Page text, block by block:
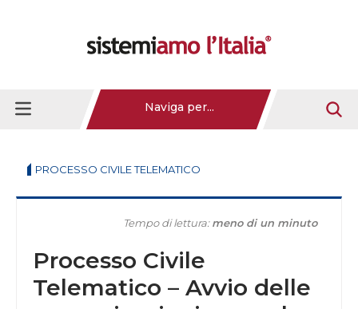
Naviga per...
PROCESSO CIVILE TELEMATICO
Tempo di lettura:meno di un minuto
Processo Civile
Telematico – Avvio delle